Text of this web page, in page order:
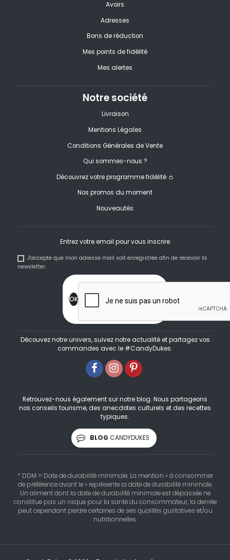
Avoirs
Adresses
Bons de réduction
Mes points de fidélité
Mes alertes
Notre société
Livraison
Mentions Légales
Conditions Générales de Vente
Qui sommes-nous ?
Découvrez votre programme fidélité 👛
Nos promos du moment
Nouveautés
Entrez votre email pour vous inscrire
J'accepte que mon adresse mail soit enregistrée afin de recevoir la
newsletter.
Découvez notre univers, suivez notre actualité et partagez vos
commandes avec le #CandyDukes.
Retrouvez-nous également sur notre blog. Nous partageons
nos conseils tourisme, des anecdotes culturels et des recettes
typiques.
BLOG CANDYDUKES
* DDM = Date de durabilité minimale. La mention « à consommer
de préférence avant le » représente la date de durabilité minimale.
Un aliment dont la date de durabilité minimale est dépassée ne
constitue pas un risque pour la santé du consommateur, la denrée
peut cependant perdre certaines de ses qualités gustatives et/ou
nutritionnelles.